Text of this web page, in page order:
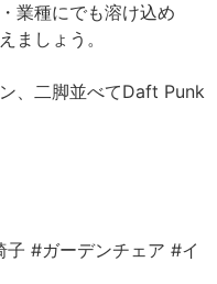
業種にでも溶け込め
ましょう。
、二脚並べてDaft Punk
子 #ガーデンチェア #イ